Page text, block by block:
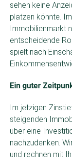
sehen keine
platzen könnte.
Immobilienmarkt
entscheidende
spielt nach
Ein guter
Im jetzigen
steigenden
über eine
nachzudenken.
und rechnen mit